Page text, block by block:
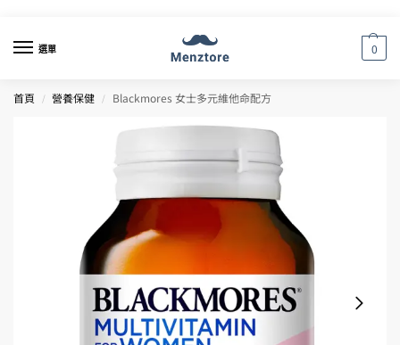
選單 0
首頁 / 營養保健 / Blackmores 女士多元維他命配方